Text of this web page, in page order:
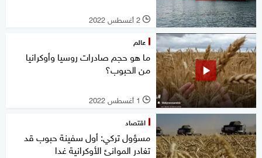
l 2 أغسطس 2022
عالم
ما هو حجم صادرات روسيا وأوكرانيا
من الحبوب؟
l 1 أغسطس 2022
اقتصاد
مسؤول تركي: أول سفينة حبوب قد
تغادر الموانئ الأوكرانية غدا